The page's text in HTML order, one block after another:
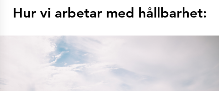
Hur vi arbetar med hållbarhet: